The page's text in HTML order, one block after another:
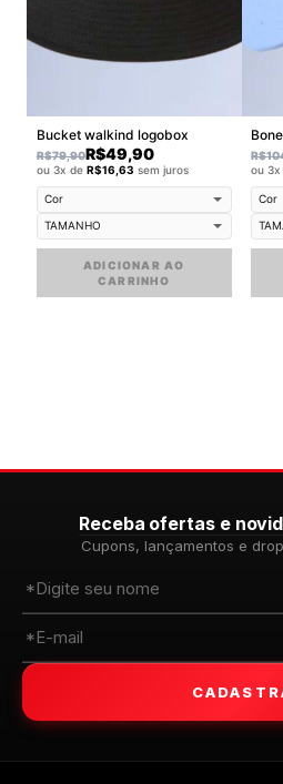
Bucket walkind logobox
R$79,90R$49,90
ou 3x de R$16,63 sem juros
ADICIONAR AO
CARRINHO
R$
ou
Receba ofertas e
Cupons, lançamentos e